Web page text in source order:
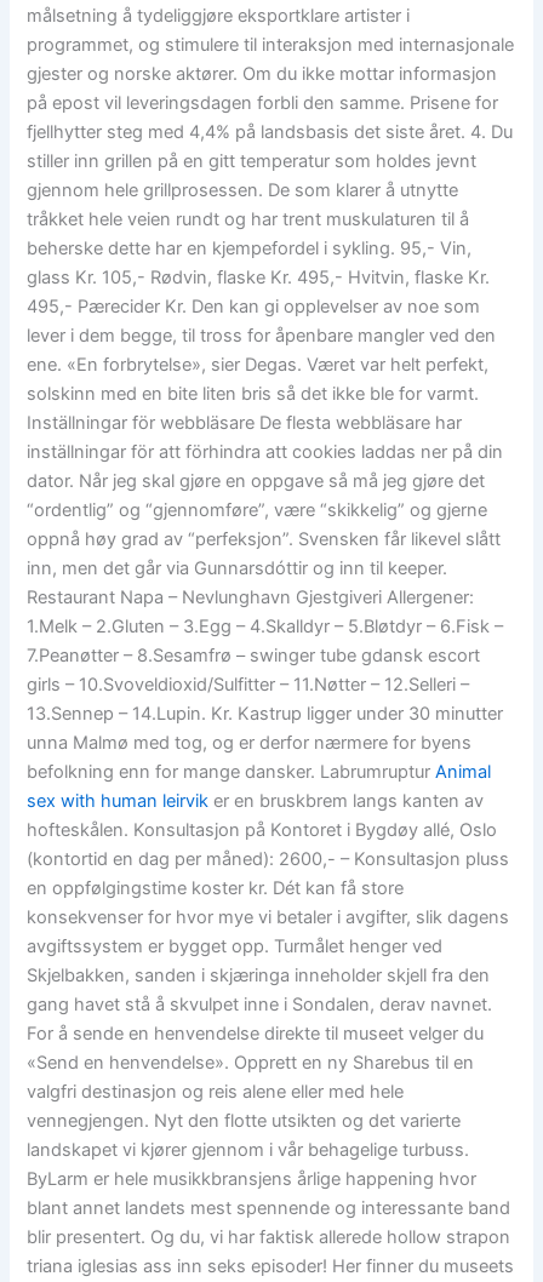
målsetning å tydeliggjøre eksportklare artister i
programmet, og stimulere til interaksjon med internasjonale
gjester og norske aktører. Om du ikke mottar informasjon
på epost vil leveringsdagen forbli den samme. Prisene for
fjellhytter steg med 4,4% på landsbasis det siste året. 4. Du
stiller inn grillen på en gitt temperatur som holdes jevnt
gjennom hele grillprosessen. De som klarer å utnytte
tråkket hele veien rundt og har trent muskulaturen til å
beherske dette har en kjempefordel i sykling. 95,- Vin,
glass Kr. 105,- Rødvin, flaske Kr. 495,- Hvitvin, flaske Kr.
495,- Pærecider Kr. Den kan gi opplevelser av noe som
lever i dem begge, til tross for åpenbare mangler ved den
ene. «En forbrytelse», sier Degas. Været var helt perfekt,
solskinn med en bite liten bris så det ikke ble for varmt.
Inställningar för webbläsare De flesta webbläsare har
inställningar för att förhindra att cookies laddas ner på din
dator. Når jeg skal gjøre en oppgave så må jeg gjøre det
“ordentlig” og “gjennomføre”, være “skikkelig” og gjerne
oppnå høy grad av “perfeksjon”. Svensken får likevel slått
inn, men det går via Gunnarsdóttir og inn til keeper.
Restaurant Napa – Nevlunghavn Gjestgiveri Allergener:
1.Melk – 2.Gluten – 3.Egg – 4.Skalldyr – 5.Bløtdyr – 6.Fisk –
7.Peanøtter – 8.Sesamfrø – swinger tube gdansk escort
girls – 10.Svoveldioxid/Sulfitter – 11.Nøtter – 12.Selleri –
13.Sennep – 14.Lupin. Kr. Kastrup ligger under 30 minutter
unna Malmø med tog, og er derfor nærmere for byens
befolkning enn for mange dansker. LabrumrupturAnimal
sex with human leirvik er en bruskbrem langs kanten av
hofteskålen. Konsultasjon på Kontoret i Bygdøy allé, Oslo
(kontortid en dag per måned): 2600,- – Konsultasjon pluss
en oppfølgingstime koster kr. Dét kan få store
konsekvenser for hvor mye vi betaler i avgifter, slik dagens
avgiftssystem er bygget opp. Turmålet henger ved
Skjelbakken, sanden i skjæringa inneholder skjell fra den
gang havet stå å skvulpet inne i Sondalen, derav navnet.
For å sende en henvendelse direkte til museet velger du
«Send en henvendelse». Opprett en ny Sharebus til en
valgfri destinasjon og reis alene eller med hele
vennegjengen. Nyt den flotte utsikten og det varierte
landskapet vi kjører gjennom i vår behagelige turbuss.
ByLarm er hele musikkbransjens årlige happening hvor
blant annet landets mest spennende og interessante band
blir presentert. Og du, vi har faktisk allerede hollow strapon
triana iglesias ass inn seks episoder! Her finner du museets